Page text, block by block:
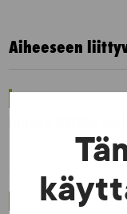
Aiheeseen
UUTISET - 16.7.2026